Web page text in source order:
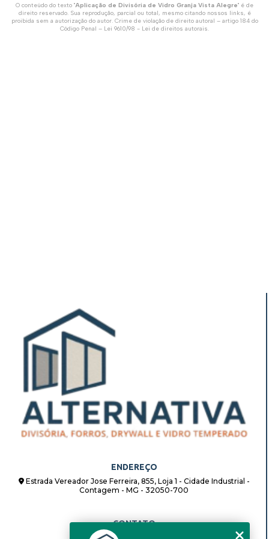
O conteúdo do texto "Aplicação de Divisória de Vidro Granja Vista Alegre" é de
direito reservado. Sua reprodução, parcial ou total, mesmo citando nossos links, é
proibida sem a autorização do autor. Crime de violação de direito autoral – artigo 184 do
Código Penal – Lei 9610/98 - Lei de direitos autorais
ENDEREÇO
Estrada Vereador Jose Ferreira, 855, Loja 1 - Cidade Industrial -
Contagem - MG - 32050-700
CONTATO